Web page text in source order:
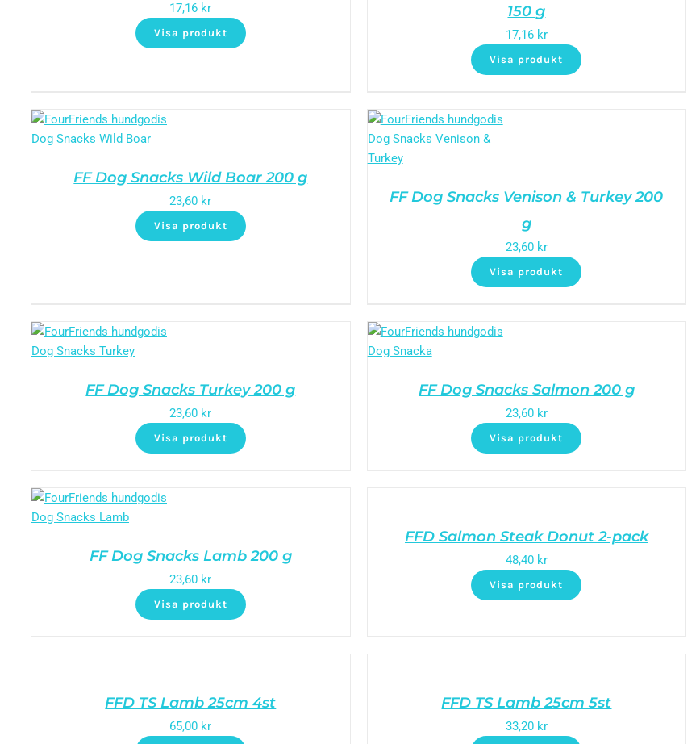
17,16 kr
Visa produkt
150 g
17,16 kr
Visa produkt
FF Dog Snacks Wild Boar 200 g
23,60 kr
Visa produkt
FF Dog Snacks Venison & Turkey 200
g
23,60 kr
Visa produkt
FF Dog Snacks Turkey 200 g
23,60 kr
Visa produkt
FF Dog Snacks Salmon 200 g
23,60 kr
Visa produkt
FF Dog Snacks Lamb 200 g
23,60 kr
Visa produkt
FFD Salmon Steak Donut 2-pack
48,40 kr
Visa produkt
FFD TS Lamb 25cm 4st
65,00 kr
FFD TS Lamb 25cm 5st
33,20 kr